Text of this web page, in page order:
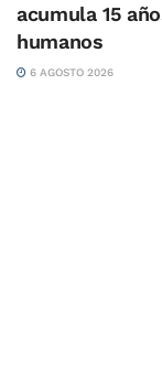
acumula 15
humanos
6 AGOSTO 2026